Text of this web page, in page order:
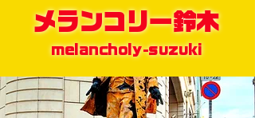
メランコリー鈴木
melancholy-suzuki